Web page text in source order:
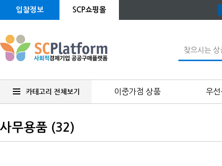
입찰정보 SCP쇼핑몰
이중가점 상품 우
사무용품 (32)